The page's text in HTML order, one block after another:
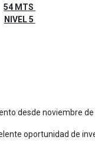
54 MTS
NIVEL 5
desde noviembre de
oportunidad de